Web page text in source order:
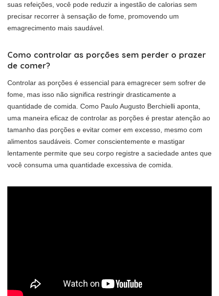
suas refeições, você pode reduzir a ingestão de calorias sem
precisar recorrer à sensação de fome, promovendo um
emagrecimento mais saudável.
Como controlar as porções sem perder o prazer
de comer?
Controlar as porções é essencial para emagrecer sem sofrer de
fome, mas isso não significa restringir drasticamente a
quantidade de comida. Como Paulo Augusto Berchielli aponta,
uma maneira eficaz de controlar as porções é prestar atenção ao
tamanho das porções e evitar comer em excesso, mesmo com
alimentos saudáveis. Comer conscientemente e mastigar
lentamente permite que seu corpo registre a saciedade antes que
você consuma uma quantidade excessiva de comida.